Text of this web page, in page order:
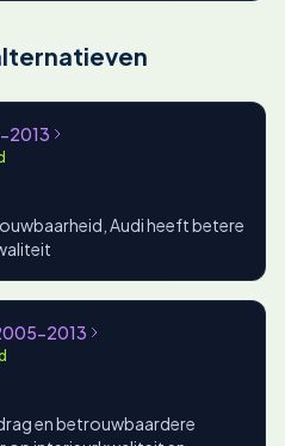
2013
Audi heeft betere
2013
en betrouwbaardere